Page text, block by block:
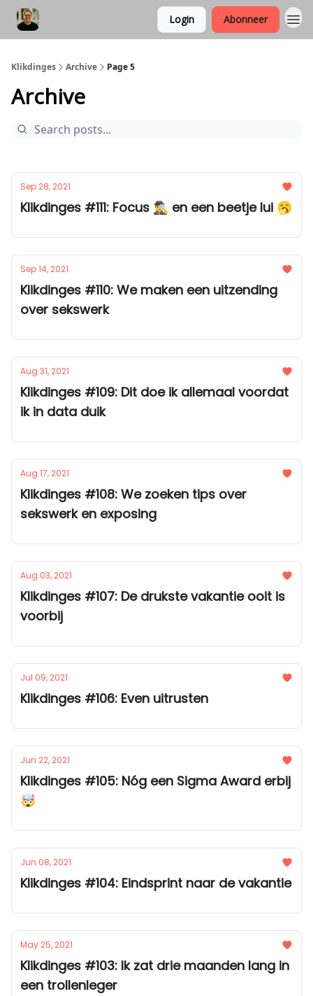
Login Abonneer
Klikdinges Archive Page 5
Archive
Sep 28, 2021
Klikdinges #111: Focus 🕵️‍♂️ en een beetje lui 🥱
Sep 14, 2021
Klikdinges #110: We maken een uitzending
over sekswerk
Aug 31, 2021
Klikdinges #109: Dit doe ik allemaal voordat
ik in data duik
Aug 17, 2021
Klikdinges #108: We zoeken tips over
sekswerk en exposing
Aug 03, 2021
Klikdinges #107: De drukste vakantie ooit is
voorbij
Jul 09, 2021
Klikdinges #106: Even uitrusten
Jun 22, 2021
Klikdinges #105: Nóg een Sigma Award erbij
🤯
Jun 08, 2021
Klikdinges #104: Eindsprint naar de vakantie
May 25, 2021
Klikdinges #103: Ik zat drie maanden lang in
een trollenleger